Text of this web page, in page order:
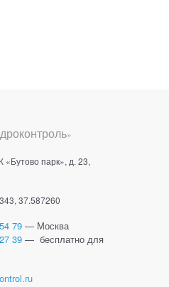
»
«Бутово парк», д. 23,
37.587260
79 — Москва
39 — бесплатно для